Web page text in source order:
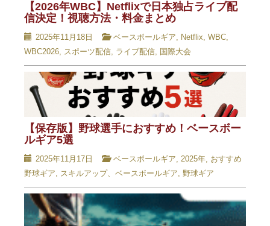
【2026年WBC】Netflixで日本独占ライブ配
信決定！視聴方法・料金まとめ
2025年11月18日 ベースボールギア, Netflix, WBC,
WBC2026, スポーツ配信, ライブ配信, 国際大会
【保存版】野球選手におすすめ！ベースボー
ルギア5選
2025年11月17日 ベースボールギア, 2025年, おすすめ
野球ギア, スキルアップ、ベースボールギア, 野球ギア